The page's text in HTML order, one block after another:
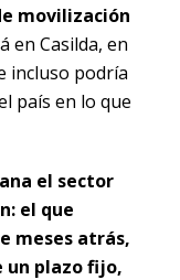
movilización
en Casilda, en
incluso podría
país en lo que
el sector
el que
meses atrás,
un plazo fijo,